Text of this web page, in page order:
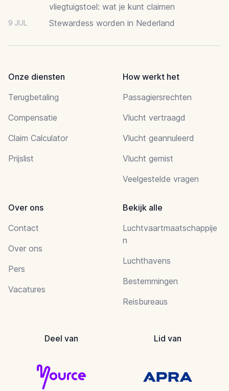
vliegtuigstoel: wat je kunt claimen
9 JUL Stewardess worden in Nederland
Onze diensten
Terugbetaling
Compensatie
Claim Calculator
Prijslist
How werkt het
Passagiersrechten
Vlucht vertraagd
Vlucht geannuleerd
Vlucht gemist
Veelgestelde vragen
Over ons
Contact
Over ons
Pers
Vacatures
Bekijk alle
Luchtvaartmaatschappije
n
Luchthavens
Bestemmingen
Reisbureaus
Deel van Lid van